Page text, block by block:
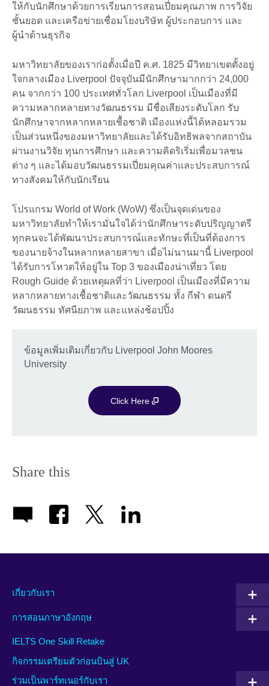
ให้กับนักศึกษาด้วยการเรียนการสอนเปี่ยมคุณภาพ การวิจัย
ชั้นยอด และเครือข่ายเชื่อมโยงบริษัท ผู้ประกอบการ และ
ผู้นำด้านธุรกิจ
มหาวิทยาลัยของเราก่อตั้งเมื่อปี ค.ศ. 1825 มีวิทยาเขตตั้งอยู่
ใจกลางเมือง Liverpool ปัจจุบันมีนักศึกษามากกว่า 24,000
คน จากกว่า 100 ประเทศทั่วโลก Liverpool เป็นเมืองที่มี
ความหลากหลายทางวัฒนธรรม มีชื่อเสียงระดับโลก รับ
นักศึกษาจากหลากหลายเชื้อชาติ เมืองแห่งนี้ได้หลอมรวม
เป็นส่วนหนึ่งของมหาวิทยาลัยและได้รับอิทธิพลจากสถาบัน
ผ่านงานวิจัย ทุนการศึกษา และความคิดริเริ่มเพื่อมวลชน
ต่าง ๆ และได้มอบวัฒนธรรมเปี่ยมคุณค่าและประสบการณ์
ทางสังคมให้กับนักเรียน
โปรแกรม World of Work (WoW) ซึ่งเป็นจุดเด่นของ
มหาวิทยาลัยทำให้เรามั่นใจได้ว่านักศึกษาระดับปริญญาตรี
ทุกคนจะได้พัฒนาประสบการณ์และทักษะที่เป็นที่ต้องการ
ของนายจ้างในหลากหลายสาขา เมื่อไม่นานมานี้ Liverpool
ได้รับการโหวตให้อยู่ใน Top 3 ของเมืองน่าเที่ยว โดย
Rough Guide ด้วยเหตุผลที่ว่า Liverpool เป็นเมืองที่มีความ
หลากหลายทางเชื้อชาติและวัฒนธรรม ทั้ง กีฬา ดนตรี
วัฒนธรรม ทัศนียภาพ และแหล่งช้อปปิ้ง
ข้อมูลเพิ่มเติมเกี่ยวกับ Liverpool John Moores
University
Click Here
Share this
เกี่ยวกับเรา
การสอนภาษาอังกฤษ
IELTS One Skill Retake
กิจกรรมเตรียมตัวก่อนบินสู่ UK
ร่วมเป็นพาร์ทเนอร์กับเรา